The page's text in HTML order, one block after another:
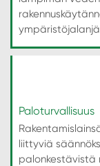
Paloturvallisuus
liittyviä